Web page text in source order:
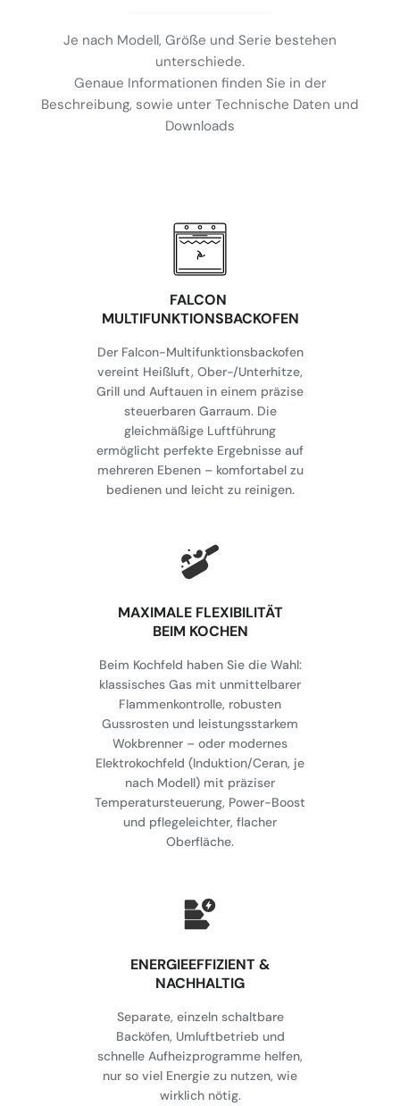
Je nach Modell, Größe und Serie bestehen
unterschiede.
Genaue Informationen finden Sie in der
Beschreibung, sowie unter Technische Daten und
Downloads
FALCON
MULTIFUNKTIONSBACKOFEN
Der Falcon-Multifunktionsbackofen
vereint Heißluft, Ober-/Unterhitze,
Grill und Auftauen in einem präzise
steuerbaren Garraum. Die
gleichmäßige Luftführung
ermöglicht perfekte Ergebnisse auf
mehreren Ebenen – komfortabel zu
bedienen und leicht zu reinigen.
MAXIMALE FLEXIBILITÄT
BEIM KOCHEN
Beim Kochfeld haben Sie die Wahl:
klassisches Gas mit unmittelbarer
Flammenkontrolle, robusten
Gussrosten und leistungsstarkem
Wokbrenner – oder modernes
Elektrokochfeld (Induktion/Ceran, je
nach Modell) mit präziser
Temperatursteuerung, Power-Boost
und pflegeleichter, flacher
Oberfläche.
⁠ENERGIEEFFIZIENT &
NACHHALTIG
Separate, einzeln schaltbare
Backöfen, Umluftbetrieb und
schnelle Aufheizprogramme helfen,
nur so viel Energie zu nutzen, wie
wirklich nötig.